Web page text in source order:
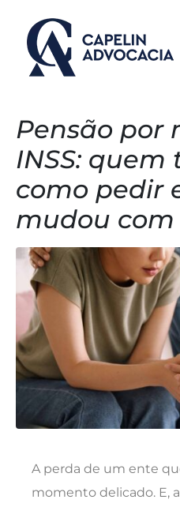
Pensão por
INSS: quem
como pedir
mudou
A perda de um ente
momento delicado. E,